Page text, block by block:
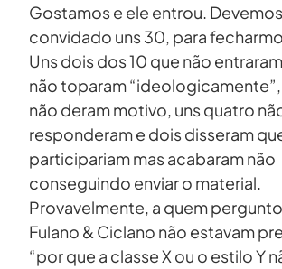
Gostamos e ele entrou.
convidado uns 30, para
Uns dois dos 10 que não
não toparam
não deram motivo, uns quatro
responderam e dois disseram
participariam mas acabaram não
conseguindo enviar o material.
Provavelmente, a quem
Fulano & Ciclano não estavam
“por que a classe X ou o estilo Y